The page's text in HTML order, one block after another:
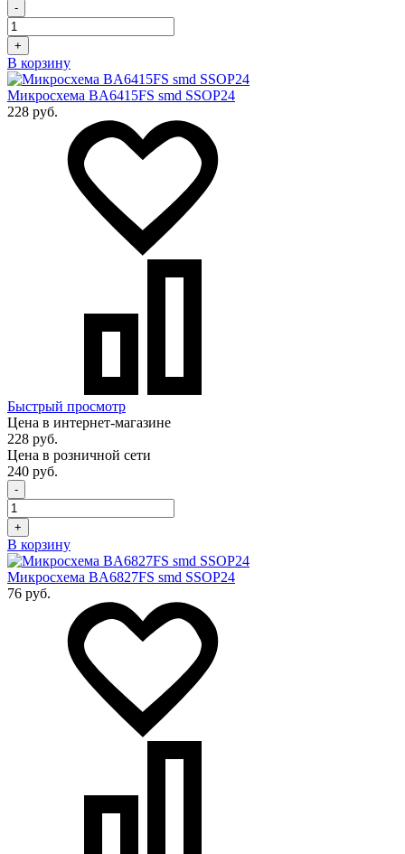
-
+
В корзину
Микросхема BA6415FS smd SSOP24
228 руб.
Быстрый просмотр
Цена в интернет-магазине
228 руб.
Цена в розничной сети
240 руб.
-
+
В корзину
Микросхема BA6827FS smd SSOP24
76 руб.